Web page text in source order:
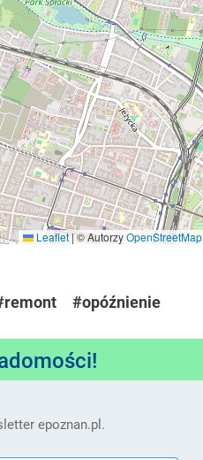
Leaflet|© AutorzyOpenStreetMap
#opóźnienie
epoznan.pl.